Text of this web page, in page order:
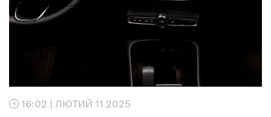
16:02 | ЛЮТИЙ 11 2025